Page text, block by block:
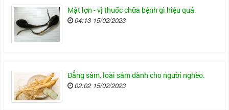
Mật lợn - vị thuốc chữa bệnh gì hiệu quả.
04:13 15/02/2023
Đẳng sâm, loài sâm dành cho người nghèo.
02:02 15/02/2023